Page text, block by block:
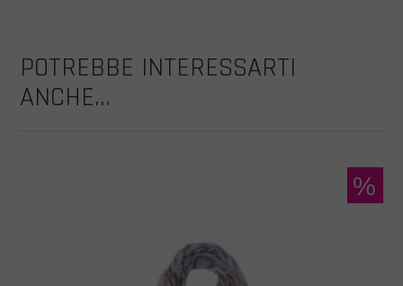
POTREBBE INTERESSARTI
ANCHE...
%